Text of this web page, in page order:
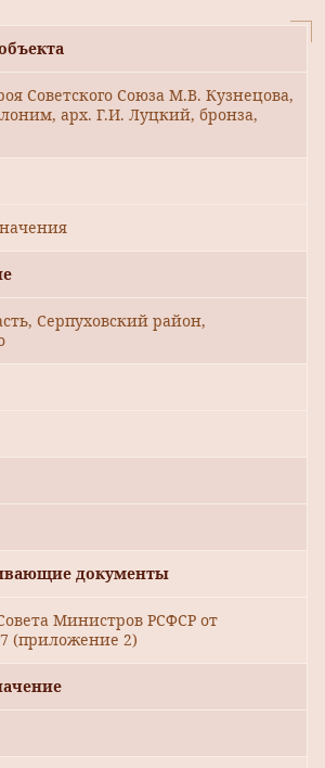
Советского Союза М.В. Кузнецова,
арх. Г.И. Луцкий, бронза,
Серпуховский район,
документы
Министров РСФСР от
(приложение 2)